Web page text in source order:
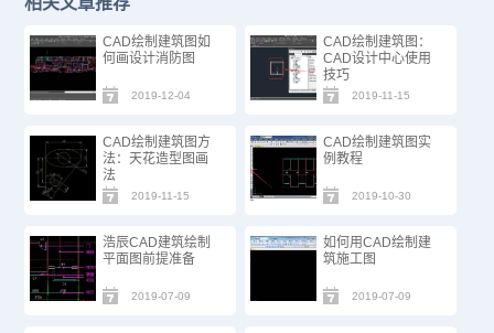
CAD绘制建筑图如
何画设计消防图
2019-12-04
CAD绘制建筑图：
CAD设计中心使用
技巧
2019-11-15
CAD绘制建筑图方
法：天花造型图画
法
2019-11-15
CAD绘制建筑图实
例教程
2019-10-30
浩辰CAD建筑绘制
平面图前提准备
2019-07-09
如何用CAD绘制建
筑施工图
2019-07-09